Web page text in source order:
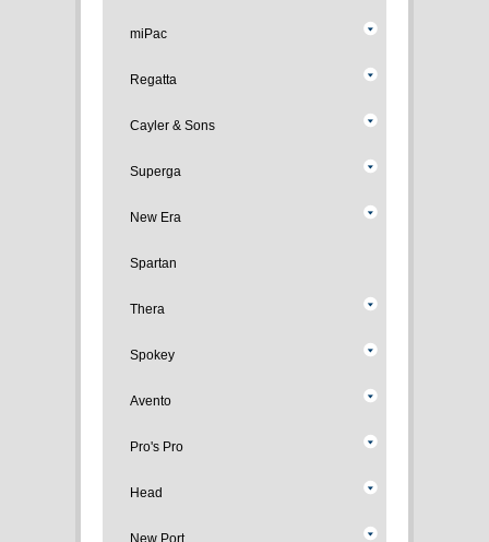
miPac
Regatta
Cayler & Sons
Superga
New Era
Spartan
Thera
Spokey
Avento
Pro's Pro
Head
New Port